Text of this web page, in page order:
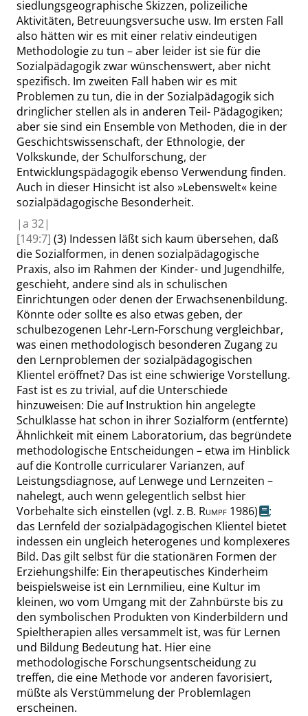
siedlungsgeographische Skizzen, polizeiliche
Aktivitäten, Betreuungsversuche usw. Im ersten Fall
also hätten wir es mit einer relativ eindeutigen
Methodologie zu tun – aber leider ist sie für die
Sozialpädagogik zwar wünschenswert, aber nicht
spezifisch. Im zweiten Fall haben wir es mit
Problemen zu tun, die in der Sozialpädagogik sich
dringlicher stellen als in anderen Teil- Pädagogiken;
aber sie sind ein Ensemble von Methoden, die in der
Geschichtswissenschaft, der Ethnologie, der
Volkskunde, der Schulforschung, der
Entwicklungspädagogik ebenso Verwendung finden.
Auch in dieser Hinsicht ist also »Lebenswelt« keine
sozialpädagogische Besonderheit.
|a 32|
[149:7] (3) Indessen läßt sich kaum übersehen, daß
die Sozialformen, in denen sozialpädagogische
Praxis, also im Rahmen der Kinder- und Jugendhilfe,
geschieht, andere sind als in schulischen
Einrichtungen oder denen der Erwachsenenbildung.
Könnte oder sollte es also etwas geben, der
schulbezogenen Lehr-Lern-Forschungvergleichbar,
was einen methodologisch besonderen Zugang zu
den Lernproblemen der sozialpädagogischen
Klientel eröffnet? Das ist eine schwierige Vorstellung.
Fast ist es zu trivial, auf die Unterschiede
hinzuweisen: Die auf Instruktion hin angelegte
Schulklasse hat schon in ihrer Sozialform (entfernte)
Ähnlichkeit mit einem Laboratorium, das begründete
methodologische Entscheidungen – etwa im Hinblick
auf die Kontrolle curricularer Varianzen, auf
Leistungsdiagnose, auf Lenwege und Lernzeiten –
nahelegt, auch wenn gelegentlich selbst hier
Vorbehalte sich einstellen (vgl. z. B. Rumpf 1986)
;
das Lernfeld der sozialpädagogischen Klientel bietet
indessen ein ungleich heterogenes und komplexeres
Bild. Das gilt selbst für die stationären Formen der
Erziehungshilfe: Ein therapeutisches Kinderheim
beispielsweise ist ein Lernmilieu, eine Kultur im
kleinen, wo vom Umgang mit der Zahnbürste bis zu
den symbolischen Produkten von Kinderbildern und
Spieltherapien alles versammelt ist, was für Lernen
und Bildung Bedeutung hat. Hier eine
methodologische Forschungsentscheidung zu
treffen, die eine Methode vor anderen favorisiert,
müßte als Verstümmelung der Problemlagen
erscheinen.